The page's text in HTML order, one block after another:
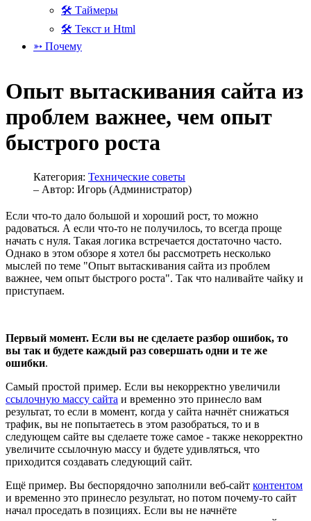
🛠 Таймеры
🛠 Текст и Html
➳ Почему
Опыт вытаскивания сайта из
проблем важнее, чем опыт
быстрого роста
Категория: Технические советы
– Автор: Игорь (Администратор)
Если что-то дало большой и хороший рост, то можно
радоваться. А если что-то не получилось, то всегда проще
начать с нуля. Такая логика встречается достаточно часто.
Однако в этом обзоре я хотел бы рассмотреть несколько
мыслей по теме "Опыт вытаскивания сайта из проблем
важнее, чем опыт быстрого роста". Так что наливайте чайку и
приступаем.
Первый момент. Если вы не сделаете разбор ошибок, то
вы так и будете каждый раз совершать одни и те же
ошибки.
Самый простой пример. Если вы некорректно увеличили
ссылочную массу сайта и временно это принесло вам
результат, то если в момент, когда у сайта начнёт снижаться
трафик, вы не попытаетесь в этом разобраться, то и в
следующем сайте вы сделаете тоже самое - также некорректно
увеличите ссылочную массу и будете удивляться, что
приходится создавать следующий сайт.
Ещё пример. Вы беспорядочно заполнили веб-сайт контентом
и временно это принесло результат, но потом почему-то сайт
начал проседать в позициях. Если вы не начнёте